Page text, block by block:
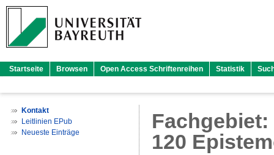
Startseite Browsen Open Access Schriftenreihen Statistik
Kontakt
Leitlinien EPub
Neueste Einträge
Fachgebiet:
120